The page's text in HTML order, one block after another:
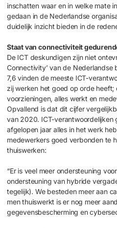
inschatten waar en in welke mate
gedaan in de Nederlandse
duidelijk inzicht bieden in de
Staat van connectiviteit
De ICT deskundigen zijn niet
Connectivity’ van de
7,6 vinden de meeste ICT-
zij werken het goed op orde heeft;
voorzieningen, alles werkt en
Opvallend is dat dit cijfer
van 2020. ICT-verantwoordelijken
afgelopen jaar alles in het werk
medewerkers goed verbonden te
thuiswerken:
“Er is veel meer ondersteuning
ondersteuning van hybride
tegelijk). We besteden meer aan
men thuiswerkt is er nog meer
gegevensbescherming en